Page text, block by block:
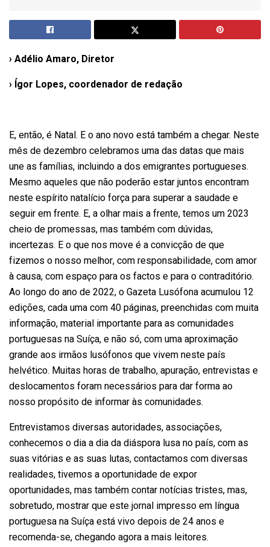
› Adélio Amaro, Diretor
› Ígor Lopes, coordenador de redação
E, então, é Natal. E o ano novo está também a chegar. Neste
mês de dezembro celebramos uma das datas que mais
une as famílias, incluindo a dos emigrantes portugueses.
Mesmo aqueles que não poderão estar juntos encontram
neste espírito natalício força para superar a saudade e
seguir em frente. E, a olhar mais a frente, temos um 2023
cheio de promessas, mas também com dúvidas,
incertezas. E o que nos move é a convicção de que
fizemos o nosso melhor, com responsabilidade, com amor
à causa, com espaço para os factos e para o contraditório.
Ao longo do ano de 2022, o Gazeta Lusófona acumulou 12
edições, cada uma com 40 páginas, preenchidas com muita
informação, material importante para as comunidades
portuguesas na Suíça, e não só, com uma aproximação
grande aos irmãos lusófonos que vivem neste país
helvético. Muitas horas de trabalho, apuração, entrevistas e
deslocamentos foram necessários para dar forma ao
nosso propósito de informar às comunidades.
Entrevistamos diversas autoridades, associações,
conhecemos o dia a dia da diáspora lusa no país, com as
suas vitórias e as suas lutas, contactamos com diversas
realidades, tivemos a oportunidade de expor
oportunidades, mas também contar notícias tristes, mas,
sobretudo, mostrar que este jornal impresso em língua
portuguesa na Suíça está vivo depois de 24 anos e
recomenda-se, chegando agora a mais leitores.